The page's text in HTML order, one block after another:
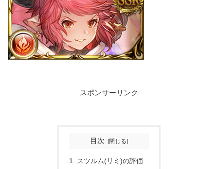
スポンサーリンク
目次
スツルム(リミ)の評価